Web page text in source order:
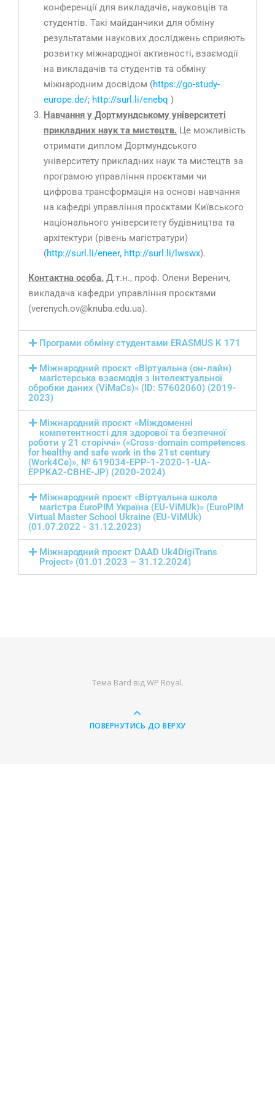
конференції для викладачів, науковців та
студентів. Такі майданчики для обміну
результатами наукових досліджень сприяють
розвитку міжнародної активності, взаємодії
на викладачів та студентів та обміну
міжнародним досвідом (https://go-study-
europe.de/; http://surl.li/enebq )
Навчання у Дортмундському університеті
прикладних наук та мистецтв. Це можливість
отримати диплом Дортмундського
університету прикладних наук та мистецтв за
програмою управління проєктами чи
цифрова трансформація на основі навчання
на кафедрі управління проєктами Київського
національного університету будівництва та
архітектури (рівень магістратури)
(http://surl.li/eneer, http://surl.li/lwswx).
Контактна особа. Д.т.н., проф. Олени Веренич,
викладача кафедри управління проєктами
(verenych.ov@knuba.edu.ua).
Програми обміну студентами ERASMUS K 171
Міжнародний проєкт «Віртуальна (он-лайн)
магістерська взаємодія з інтелектуальної
обробки даних (ViMaCs)» (ID: 57602060) (2019-
2023)
Міжнародний проєкт «Міждоменні
компетентності для здорової та безпечної
роботи у 21 сторіччі» («Cross-domain competences
for healthy and safe work in the 21st century
(Work4Ce)», № 619034-EPP-1-2020-1-UA-
EPPKA2-CBHE-JP) (2020-2024)
Міжнародний проєкт «Віртуальна школа
магістра EuroPIM Україна (EU-ViMUk)» (EuroPIM
Virtual Master School Ukraine (EU-ViMUk)
(01.07.2022 - 31.12.2023)
Міжнародний проєкт DAAD Uk4DigiTrans
Project» (01.01.2023 – 31.12.2024)
Тема Bard відWP Royal.
ПОВЕРНУТИСЬ ДО ВЕРХУ